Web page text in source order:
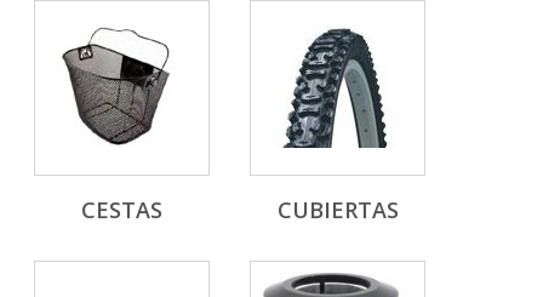
CESTAS CUBIERTAS